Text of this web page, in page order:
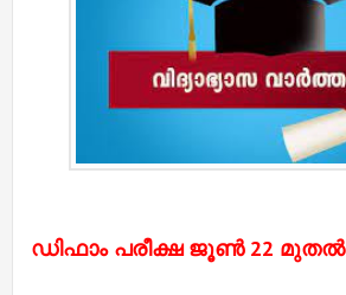
ഡിഫാം പരീക്ഷ ജൂൺ 22 മുതൽ